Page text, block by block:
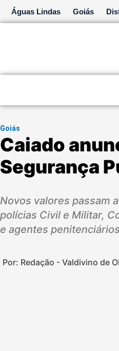
para
Águas Lindas Goiás
Goiás
Caiado
Segurança
Novos valores passam
polícias Civil e Militar,
e agentes penitenciários
Por: Redação - Valdivino de